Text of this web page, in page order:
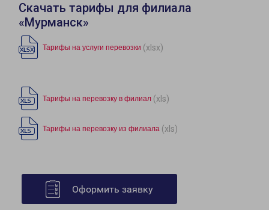
Скачать тарифы для филиала
«Мурманск»
Тарифы на услуги перевозки (xlsx)
Тарифы на перевозку в филиал (xls)
Тарифы на перевозку из филиала (xls)
Оформить заявку